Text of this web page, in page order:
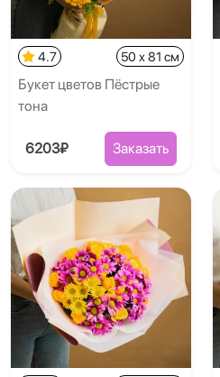
4.7 50 x 81 см
Букет цветов Пёстрые
тона
6203₽ Заказать